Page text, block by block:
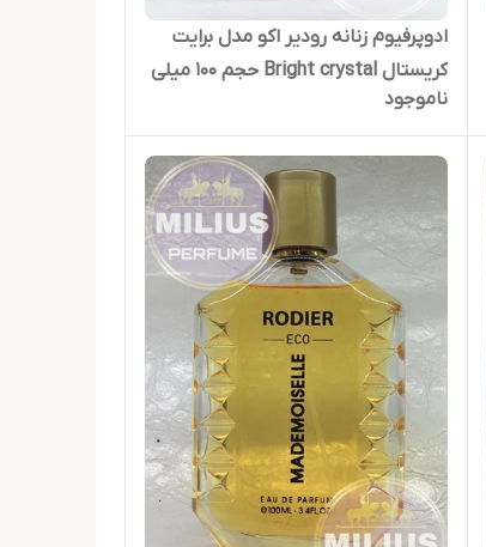
ادوپرفیوم زنانه رودیر اکو مدل برایت
کریستال Bright crystal حجم 100 میلی
لیتر
ناموجود